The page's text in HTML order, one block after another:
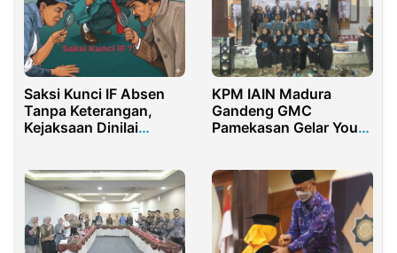
Saksi Kunci IF Absen
Tanpa Keterangan,
Kejaksaan Dinilai
Majeng
KPM IAIN Madura
Gandeng GMC
Pamekasan Gelar Youth